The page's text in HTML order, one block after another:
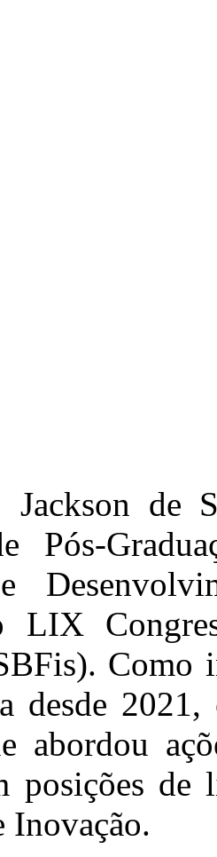
de
Pós-
LIX
Como
desde
abordou
posições de
Inovação.